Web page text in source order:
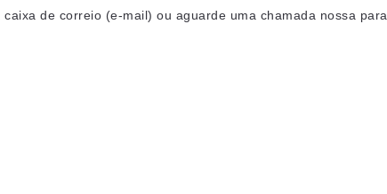
de correio (e-mail) ou aguarde uma chamada nossa para